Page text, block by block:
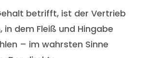
betrifft, ist der Vertrieb
in dem Fleiß und Hingabe
– im wahrsten Sinne